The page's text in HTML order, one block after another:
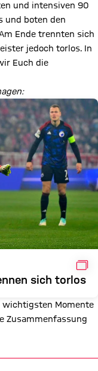
und intensiven 90
und boten den
Ende trennten sich
jedoch torlos. In
Euch die
sich torlos
wichtigsten Momente
Zusammenfassung